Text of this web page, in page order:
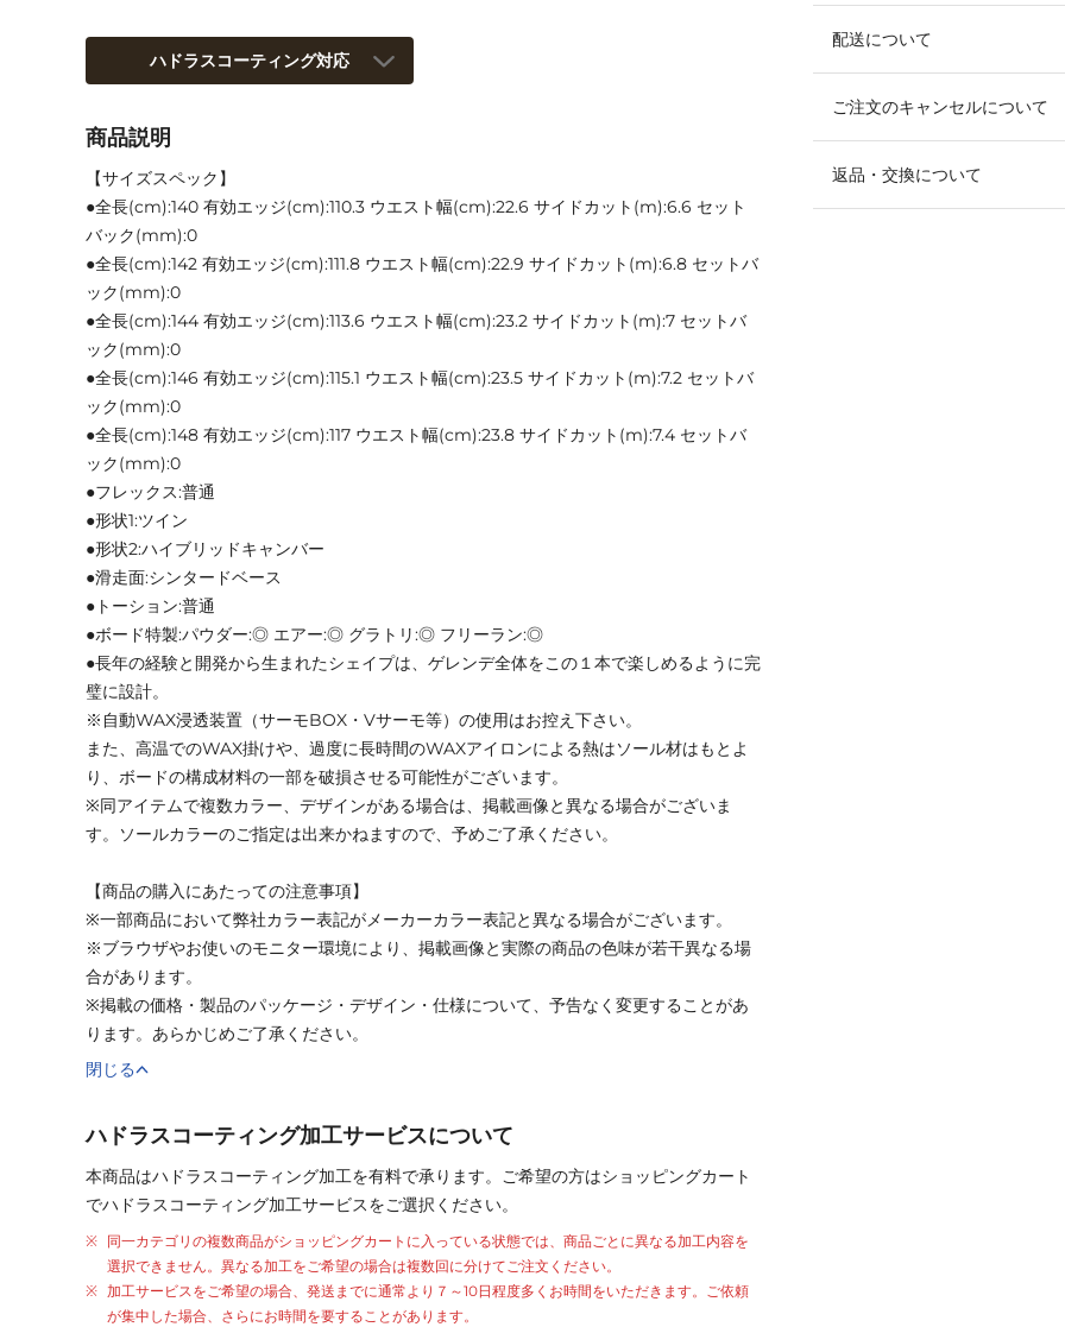
配送について
ご注文のキャンセルについて
返品・交換について
ハドラスコーティング対応
商品説明
【サイズスペック】
●全長(cm):140 有効エッジ(cm):110.3 ウエスト幅(cm):22.6 サイドカット(m):6.6 セット
バック(mm):0
●全長(cm):142 有効エッジ(cm):111.8 ウエスト幅(cm):22.9 サイドカット(m):6.8 セットバ
ック(mm):0
●全長(cm):144 有効エッジ(cm):113.6 ウエスト幅(cm):23.2 サイドカット(m):7 セットバ
ック(mm):0
●全長(cm):146 有効エッジ(cm):115.1 ウエスト幅(cm):23.5 サイドカット(m):7.2 セットバ
ック(mm):0
●全長(cm):148 有効エッジ(cm):117 ウエスト幅(cm):23.8 サイドカット(m):7.4 セットバ
ック(mm):0
●フレックス:普通
●形状1:ツイン
●形状2:ハイブリッドキャンバー
●滑走面:シンタードベース
●トーション:普通
●ボード特製:パウダー:◎ エアー:◎ グラトリ:◎ フリーラン:◎
●長年の経験と開発から生まれたシェイプは、ゲレンデ全体をこの１本で楽しめるように完
璧に設計。
※自動WAX浸透装置（サーモBOX・Vサーモ等）の使用はお控え下さい。
また、高温でのWAX掛けや、過度に長時間のWAXアイロンによる熱はソール材はもとよ
り、ボードの構成材料の一部を破損させる可能性がございます。
※同アイテムで複数カラー、デザインがある場合は、掲載画像と異なる場合がございま
す。ソールカラーのご指定は出来かねますので、予めご了承ください。
【商品の購入にあたっての注意事項】
※一部商品において弊社カラー表記がメーカーカラー表記と異なる場合がございます。
※ブラウザやお使いのモニター環境により、掲載画像と実際の商品の色味が若干異なる場
合があります。
※掲載の価格・製品のパッケージ・デザイン・仕様について、予告なく変更することがあ
ります。あらかじめご了承ください。
閉じる
ハドラスコーティング加工サービスについて
本商品はハドラスコーティング加工を有料で承ります。ご希望の方はショッピングカート
でハドラスコーティング加工サービスをご選択ください。
同一カテゴリの複数商品がショッピングカートに入っている状態では、商品ごとに異なる加工内容を
選択できません。異なる加工をご希望の場合は複数回に分けてご注文ください。
加工サービスをご希望の場合、発送までに通常より ７～10日程度多くお時間をいただきます。ご依頼
が集中した場合、さらにお時間を要することがあります。